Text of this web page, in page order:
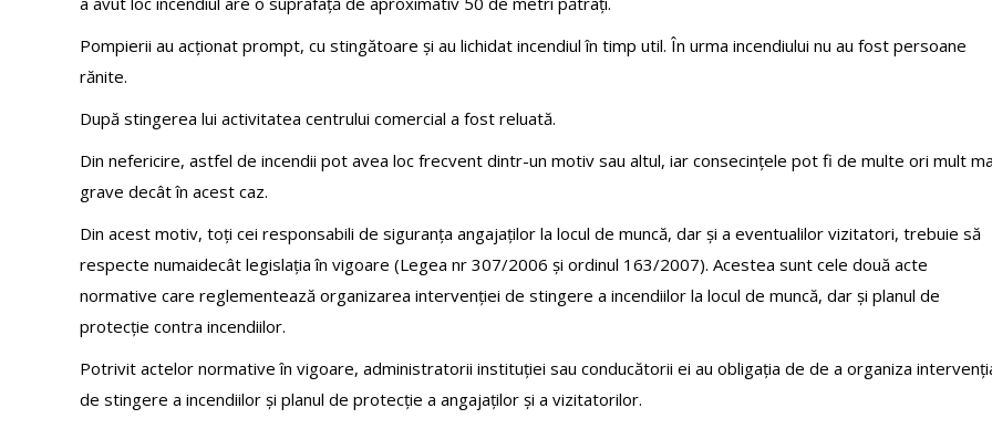
Pompierii au acționat prompt, cu stingătoare și au lichidat incendiul în timp util. În urma incendiului nu au fost persoane
rănite.
După stingerea lui activitatea centrului comercial a fost reluată.
Din nefericire, astfel de incendii pot avea loc frecvent dintr-un motiv sau altul, iar consecințele pot fi de multe ori mult
grave decât în acest caz.
Din acest motiv, toți cei responsabili de siguranța angajaților la locul de muncă, dar și a eventualilor vizitatori, trebuie să
respecte numaidecât legislația în vigoare (Legea nr 307/2006 și ordinul 163/2007). Acestea sunt cele două acte
normative care reglementează organizarea intervenției de stingere a incendiilor la locul de muncă, dar și planul de
protecție contra incendiilor.
Potrivit actelor normative în vigoare, administratorii instituției sau conducătorii ei au obligația de de a organiza
de stingere a incendiilor și planul de protecție a angajaților și a vizitatorilor.